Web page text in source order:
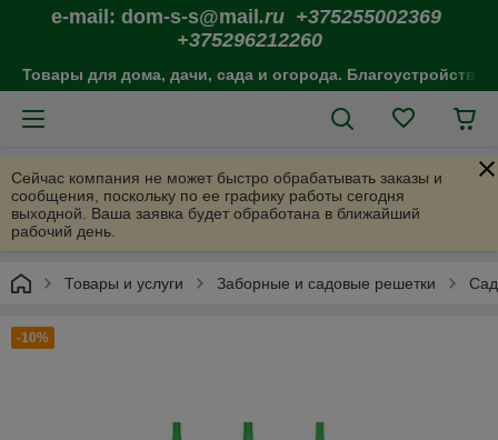
e-mail: dom-s-s@mail .ru +375255002369
+375296212260
Товары для дома, дачи, сада и огорода. Благоустройство
Сейчас компания не может быстро обрабатывать заказы и
сообщения, поскольку по ее графику работы сегодня
выходной. Ваша заявка будет обработана в ближайший
рабочий день.
Товары и услуги Заборные и садовые решетки
-10%